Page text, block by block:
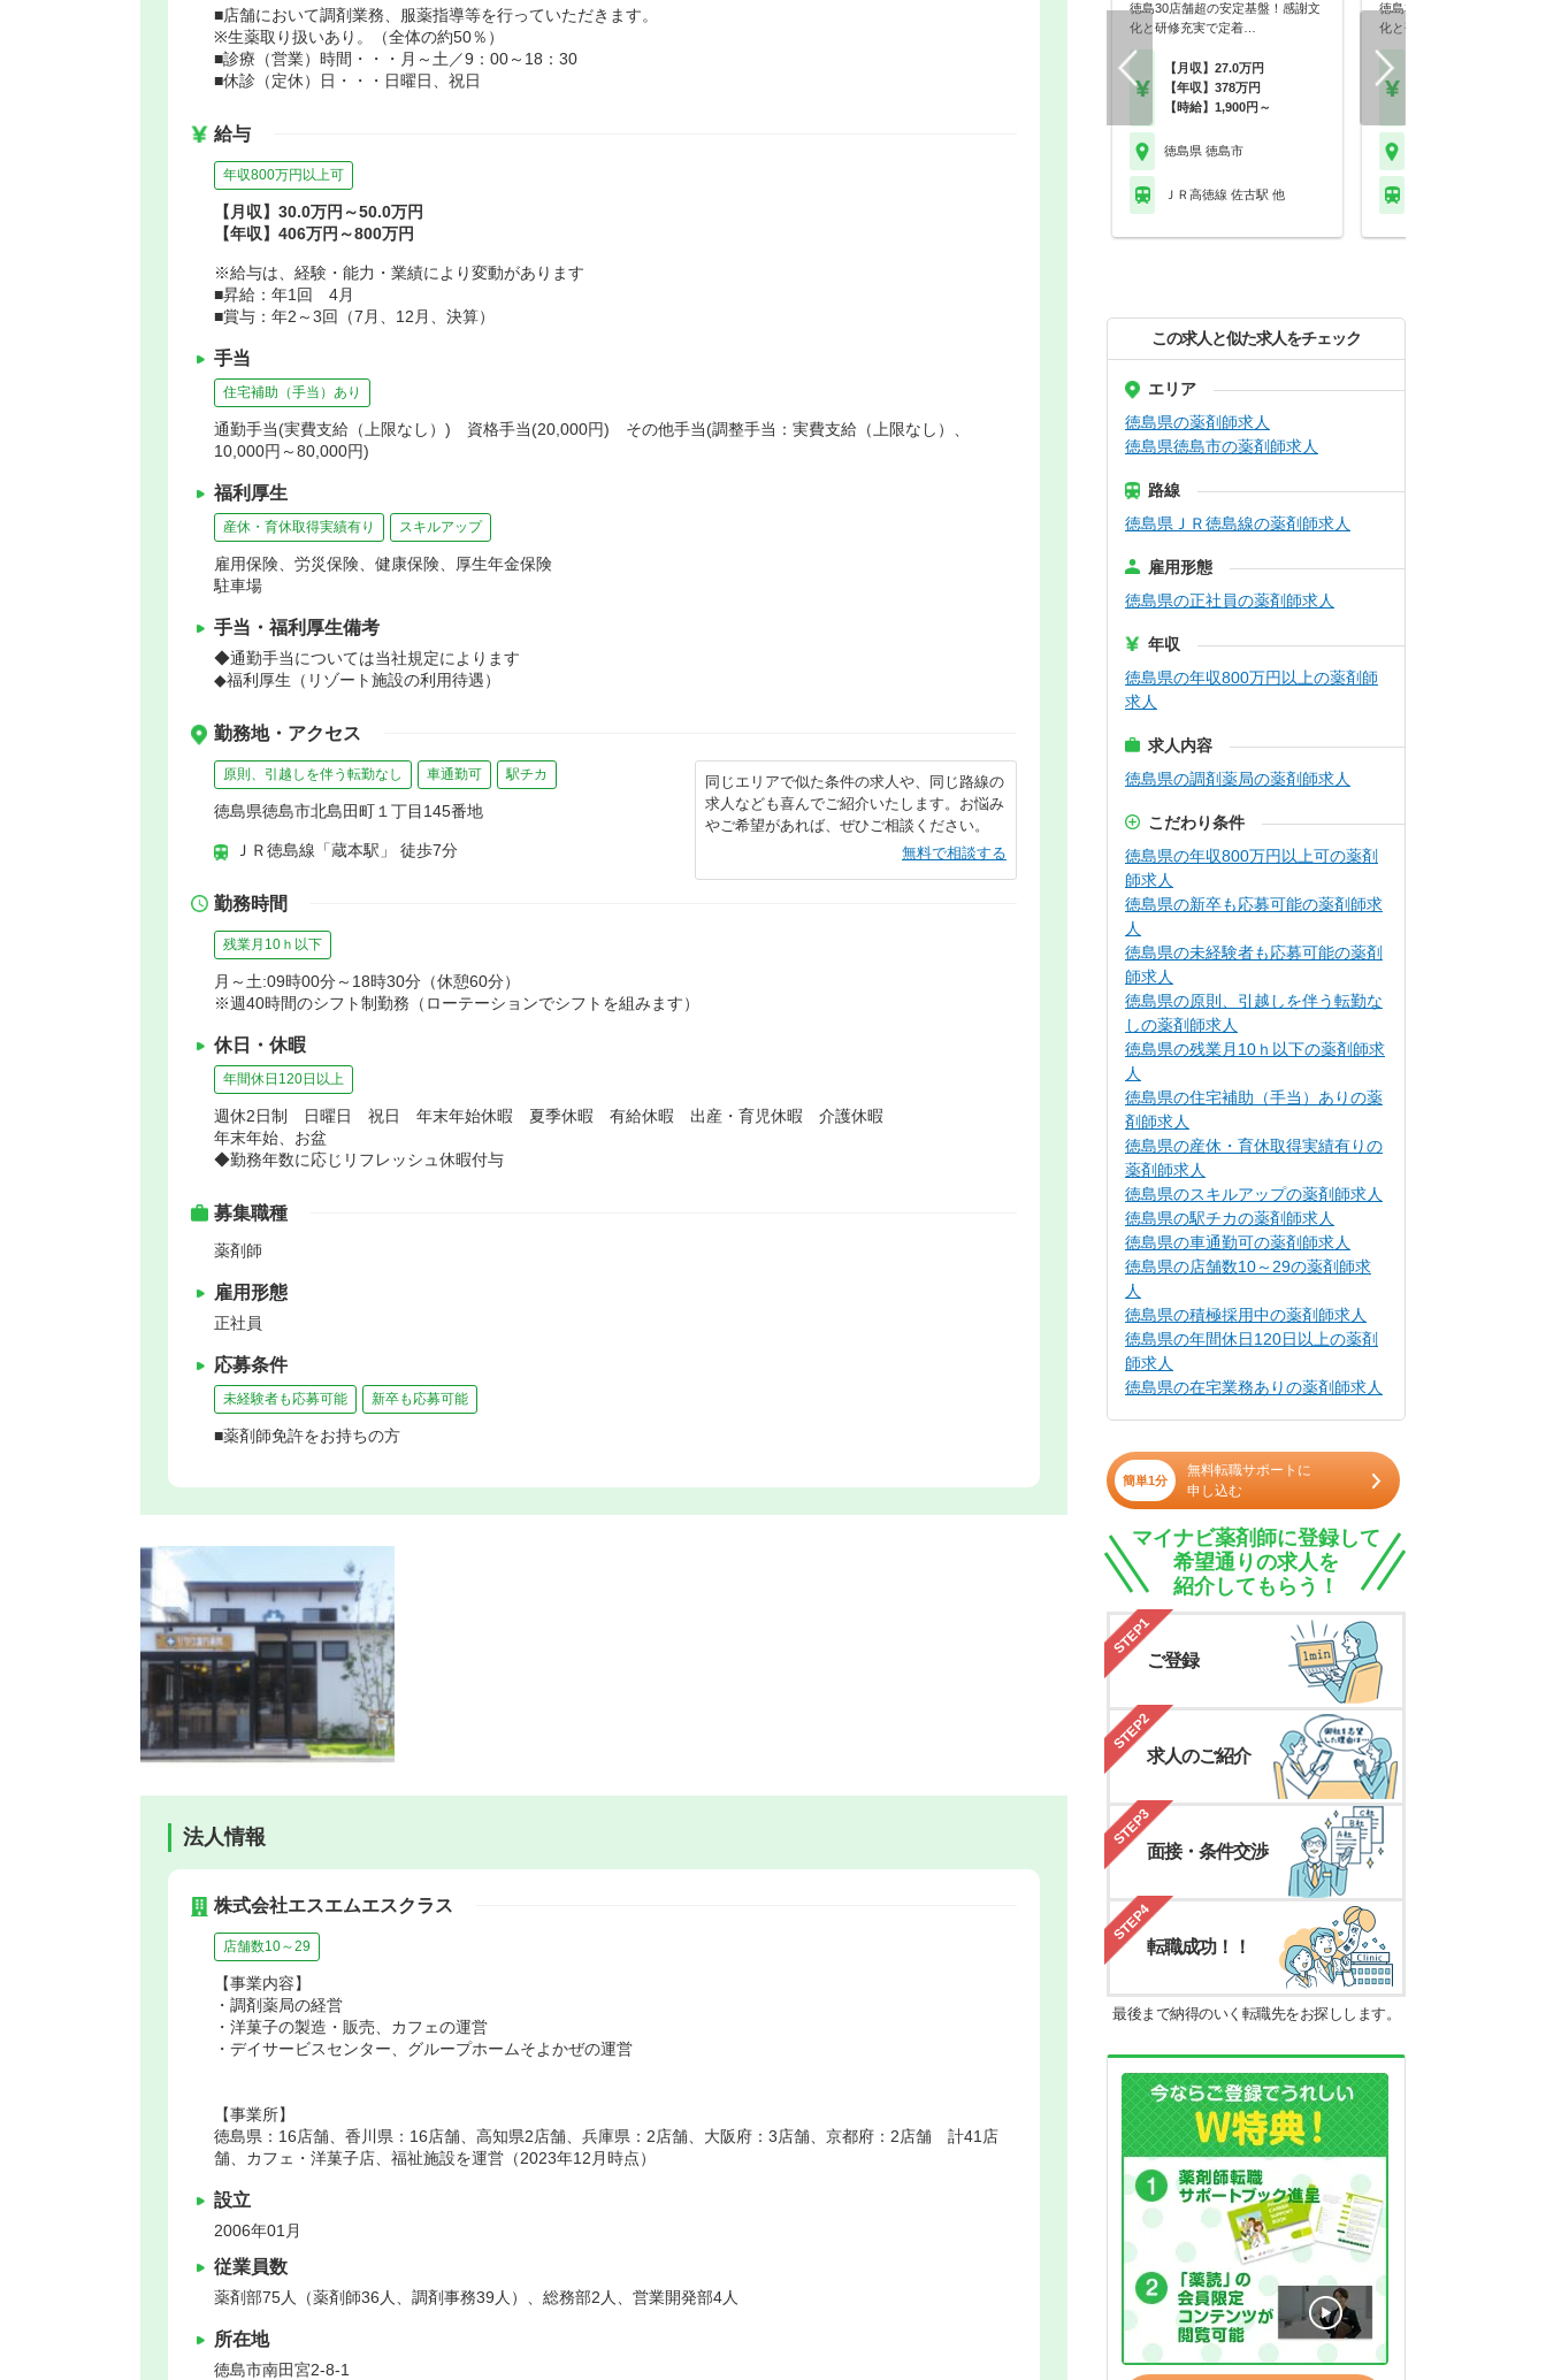
■店舗において調剤業務、服薬指導等を行っていただきます。
※生薬取り扱いあり。（全体の約50％）
■診療（営業）時間・・・月～土／9：00～18：30
■休診（定休）日・・・日曜日、祝日
給与
年収800万円以上可
【月収】30.0万円～50.0万円
【年収】406万円～800万円
※給与は、経験・能力・業績により変動があります
■昇給：年1回 4月
■賞与：年2～3回（7月、12月、決算）
手当
住宅補助（手当）あり
通勤手当(実費支給（上限なし）) 資格手当(20,000円) その他手当(調整手当：実費支給（上限なし）、
10,000円～80,000円)
福利厚生
産休・育休取得実績有り スキルアップ
雇用保険、労災保険、健康保険、厚生年金保険
駐車場
手当・福利厚生備考
◆通勤手当については当社規定によります
◆福利厚生（リゾート施設の利用待遇）
勤務地・アクセス
原則、引越しを伴う転勤なし 車通勤可 駅チカ
徳島県徳島市北島田町１丁目145番地
ＪＲ徳島線「蔵本駅」 徒歩7分
同じエリアで似た条件の求人や、同じ路線の
求人なども喜んでご紹介いたします。お悩み
やご希望があれば、ぜひご相談ください。
無料で相談する
勤務時間
残業月10ｈ以下
月～土:09時00分～18時30分（休憩60分）
※週40時間のシフト制勤務（ローテーションでシフトを組みます）
休日・休暇
年間休日120日以上
週休2日制 日曜日 祝日 年末年始休暇 夏季休暇 有給休暇 出産・育児休暇 介護休暇
年末年始、お盆
◆勤務年数に応じリフレッシュ休暇付与
募集職種
薬剤師
雇用形態
正社員
応募条件
未経験者も応募可能 新卒も応募可能
■薬剤師免許をお持ちの方
法人情報
株式会社エスエムエスクラス
店舗数10～29
【事業内容】
・調剤薬局の経営
・洋菓子の製造・販売、カフェの運営
・デイサービスセンター、グループホームそよかぜの運営
【事業所】
徳島県：16店舗、香川県：16店舗、高知県2店舗、兵庫県：2店舗、大阪府：3店舗、京都府：2店舗 計41店
舗、カフェ・洋菓子店、福祉施設を運営（2023年12月時点）
設立
2006年01月
従業員数
薬剤部75人（薬剤師36人、調剤事務39人）、総務部2人、営業開発部4人
所在地
徳島市南田宮2-8-1
徳島30店舗超の安定基盤！感謝文
化と研修充実で定着…
【月収】27.0万円
【年収】378万円
【時給】1,900円～
徳島県 徳島市
ＪＲ高徳線 佐古駅 他
徳島30店舗超の安定基盤！
化と研修充実で定着…
この求人と似た求人をチェック
エリア
徳島県の薬剤師求人
徳島県徳島市の薬剤師求人
路線
徳島県ＪＲ徳島線の薬剤師求人
雇用形態
徳島県の正社員の薬剤師求人
年収
徳島県の年収800万円以上の薬剤師
求人
求人内容
徳島県の調剤薬局の薬剤師求人
こだわり条件
徳島県の年収800万円以上可の薬剤
師求人
徳島県の新卒も応募可能の薬剤師求
人
徳島県の未経験者も応募可能の薬剤
師求人
徳島県の原則、引越しを伴う転勤な
しの薬剤師求人
徳島県の残業月10ｈ以下の薬剤師求
人
徳島県の住宅補助（手当）ありの薬
剤師求人
徳島県の産休・育休取得実績有りの
薬剤師求人
徳島県のスキルアップの薬剤師求人
徳島県の駅チカの薬剤師求人
徳島県の車通勤可の薬剤師求人
徳島県の店舗数10～29の薬剤師求
人
徳島県の積極採用中の薬剤師求人
徳島県の年間休日120日以上の薬剤
師求人
徳島県の在宅業務ありの薬剤師求人
簡単1分
無料転職サポートに
申し込む
マイナビ薬剤師に登録して
希望通りの求人を
紹介してもらう！
STEP1
ご登録
STEP2
求人のご紹介
STEP3
面接・条件交渉
STEP4
転職成功！！
最後まで納得のいく転職先をお探しします。